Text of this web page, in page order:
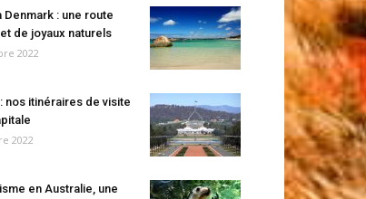
Denmark : une route
de joyaux naturels
2022
nos itinéraires de visite
2022
en Australie, une